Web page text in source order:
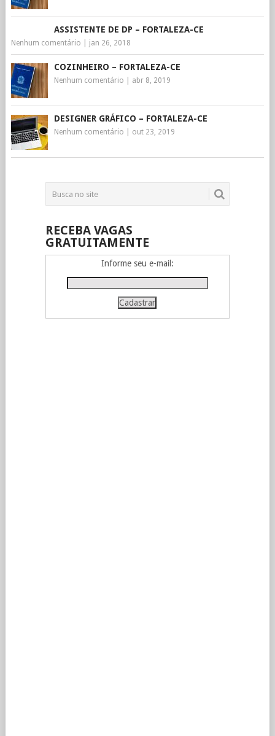
ASSISTENTE DE DP – FORTALEZA-CE
Nenhum comentário jan 26, 2018
COZINHEIRO – FORTALEZA-CE
Nenhum comentário abr 8, 2019
DESIGNER GRÁFICO – FORTALEZA-CE
Nenhum comentário out 23, 2019
RECEBA VAGAS
GRATUITAMENTE
Informe seu e-mail: